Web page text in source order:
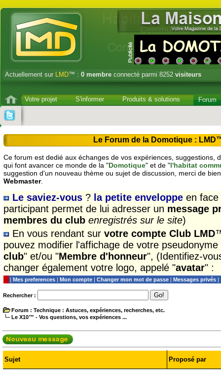
Actuellement sur LMD™ : 0 membre connecté parmi 8252 visiteurs
Votre projet S'informer Produits & solutions Forum
Le Forum de la Domotique :
Ce forum est dedié aux échanges de vos expériences, suggestions,
qui font avancer ce monde de la "Domotique" et de "l'habitat
suggestion d'un nouveau thème ou sujet de discussion, merci de
Webmaster.
Le saviez-vous ? la petite enveloppe en
participant permet de lui adresser un message
membres du club enregistrés sur le site)
En vous rendant sur votre compte Club LMD
pouvez modifier l'affichage de votre
club" et/ou "Membre d'honneur", (Identifiez-
changer également votre logo, appelé "avatar" :
| Mes preferences | Mon compte | Changer mon mot de passe | Messages privés |
Rechercher :
Forum : Technique : Astuces, expériences, recherches, etc.
Le X10™ - Vos questions, vos expériences ...
Sujet Proposé par